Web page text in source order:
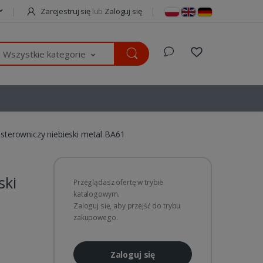
Zarejestruj się lub Zaloguj się
Wszystkie kategorie
niebieski metal BA61
Przeglądasz ofertę w trybie
katalogowym.
Zaloguj się, aby przejść do trybu
zakupowego.
Zaloguj się